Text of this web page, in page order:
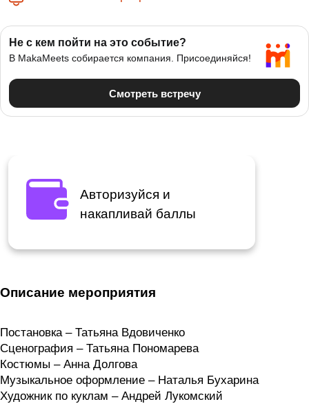
Авторизуйся и
накапливай баллы
Описание мероприятия
Постановка – Татьяна Вдовиченко
Сценография – Татьяна Пономарева
Костюмы – Анна Долгова
Музыкальное оформление – Наталья Бухарина
Художник по куклам – Андрей Лукомский